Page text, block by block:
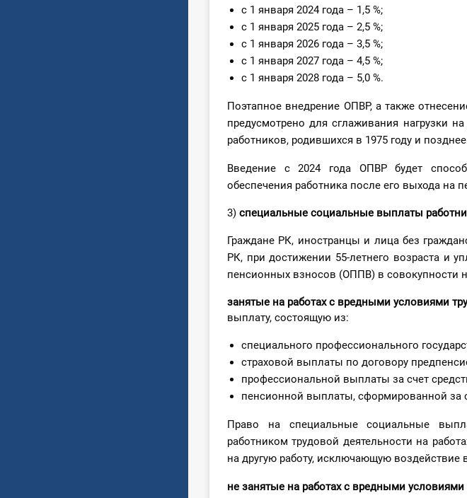
с 1 января 2024 года – 1,5 %;
с 1 января 2025 года – 2,5 %;
с 1 января 2026 года – 3,5 %;
с 1 января 2027 года – 4,5 %;
с 1 января 2028 года – 5,0 %.
Поэтапное внедрение ОПВР, а также
предусмотрено для сглаживания нагрузки
работников, родившихся в 1975 году и
Введение с 2024 года ОПВР будет
обеспечения работника после его выхода на
3) специальные социальные выплаты
Граждане РК, иностранцы и лица без
РК, при достижении 55-летнего возраста и
пенсионных взносов (ОППВ) в совокупности
занятые на работах с вредными условиями
выплату, состоящую из:
специального профессионального
страховой выплаты по договору
профессиональной выплаты за счет
пенсионной выплаты, сформированной
Право на специальные социальные
работником трудовой деятельности на
на другую работу, исключающую
не занятые на работах с вредными условиями